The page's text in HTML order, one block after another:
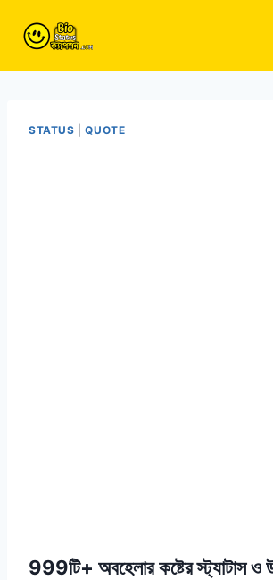
STATUS |QUOTE
999টি+ অবহেলার কষ্টের স্ট্যাটাস